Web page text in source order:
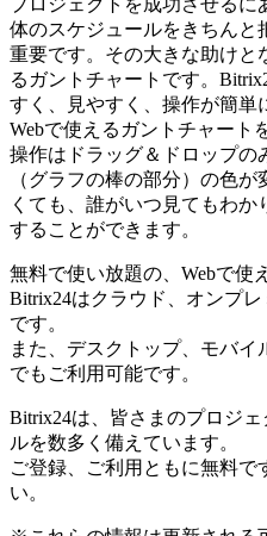
体のスケジュールをきちんと
重要です。その大きな助けと
るガントチャートです。
すく、見やすく、操作が簡単
Webで使えるガントチャート
操作はドラッグ＆ドロップの
（グラフの棒の部分）の色
くても、誰がいつ見てもわ
することができます。
無料で使い放題の、Webで使
Bitrix24はクラウド、オンプ
です。
また、デスクトップ、モバイ
でもご利用可能です。
Bitrix24は、皆さまのプロジ
ルを数多く備えています。
ご登録、ご利用ともに無料で
い。